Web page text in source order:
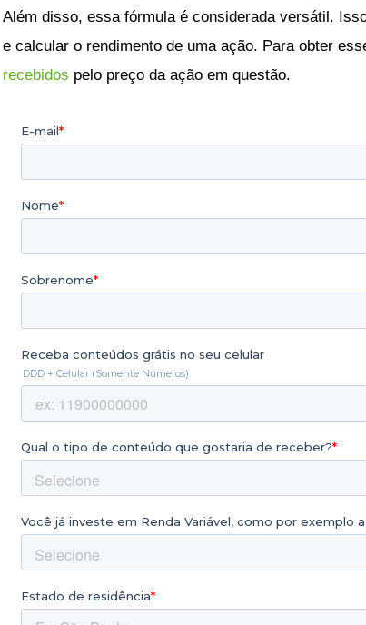
Além disso, essa fórmula é considerada versátil.
e calcular o rendimento de uma ação. Para obter
recebidos pelo preço da ação em questão.